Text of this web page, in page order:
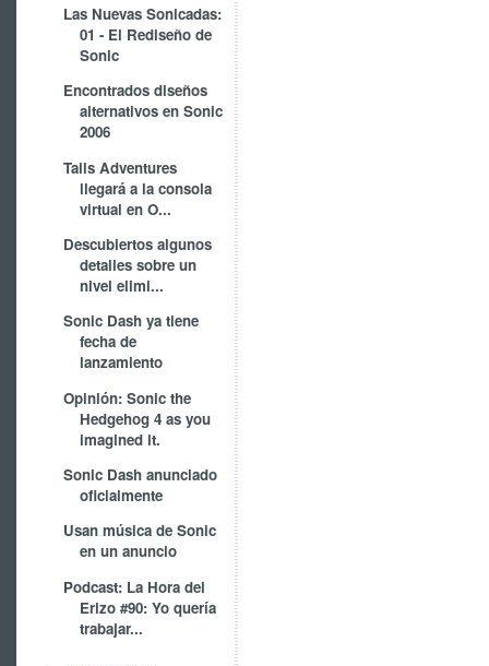
Las Nuevas Sonicadas:
01 - El Rediseño de
Sonic
Encontrados diseños
alternativos en Sonic
2006
Tails Adventures
llegará a la consola
virtual en O...
Descubiertos algunos
detalles sobre un
nivel elimi...
Sonic Dash ya tiene
fecha de
lanzamiento
Opinión: Sonic the
Hedgehog 4 as you
imagined it.
Sonic Dash anunciado
oficialmente
Usan música de Sonic
en un anuncio
Podcast: La Hora del
Erizo #90: Yo quería
trabajar...